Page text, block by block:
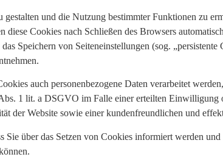
gestalten und die Nutzung bestimmter Funktionen zu
diese Cookies nach Schließen des Browsers
Speichern von Seiteneinstellungen (sog.
auch personenbezogene Daten verarbeitet
1 lit. a DSGVO im Falle einer erteilten
der Website sowie einer kundenfreundlichen und
Sie über das Setzen von Cookies informiert werden